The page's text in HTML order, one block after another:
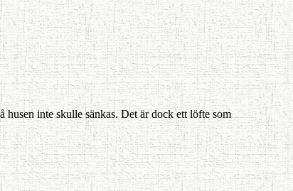
inte skulle sänkas. Det är dock ett löfte som